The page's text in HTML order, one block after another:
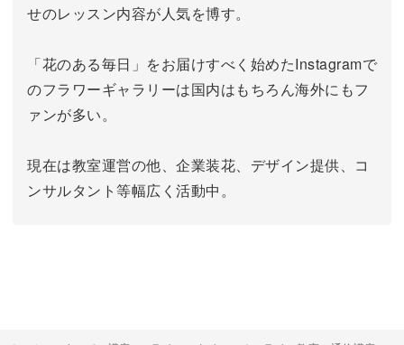
せのレッスン内容が人気を博す。
「花のある毎日」をお届けすべく始めたInstagramで
のフラワーギャラリーは国内はもちろん海外にもフ
ァンが多い。
現在は教室運営の他、企業装花、デザイン提供、コ
ンサルタント等幅広く活動中。